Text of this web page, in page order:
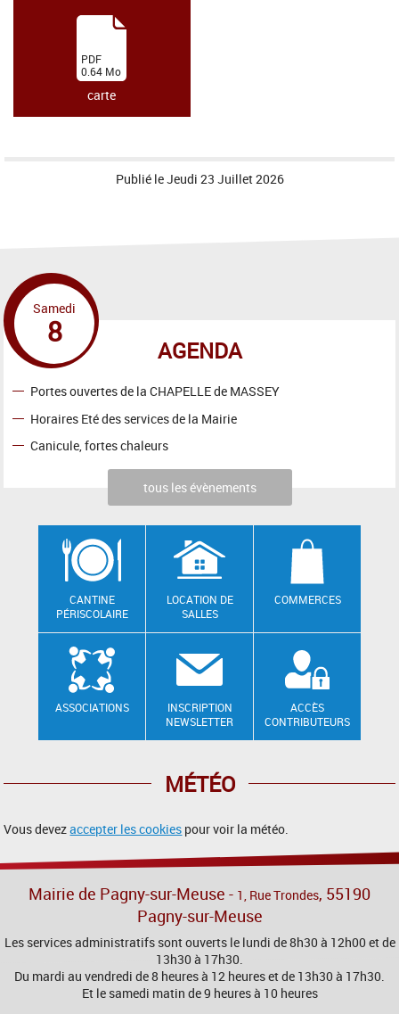
carte
(PDF
0.64 Mo
)
Publié leJeudi 23 Juillet 2026
AGENDA
Samedi
8
Portes ouvertes de la CHAPELLE de MASSEY
Horaires Eté des services de la Mairie
Canicule, fortes chaleurs
tous les évènements
CANTINE
PÉRISCOLAIRE
LOCATION DE
SALLES
COMMERCES
ASSOCIATIONS
INSCRIPTION
NEWSLETTER
ACCÈS
CONTRIBUTEURS
MÉTÉO
Vous devezaccepter les cookies pour voir la météo.
Mairie de Pagny-sur-Meuse - 1, Rue Trondes, 55190
Pagny-sur-Meuse
Les services administratifs sont ouverts le lundi de 8h30 à 12h00 et de
13h30 à 17h30.
Du mardi au vendredi de 8 heures à 12 heures et de 13h30 à 17h30.
Et le samedi matin de 9 heures à 10 heures